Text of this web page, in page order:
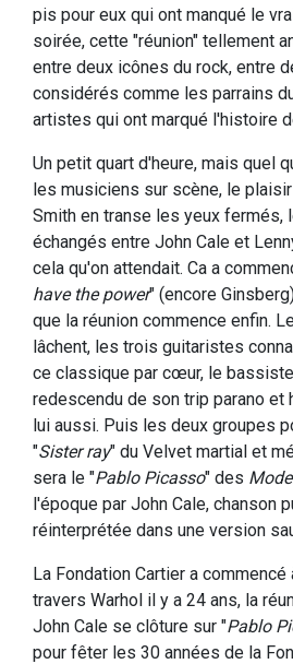
pis pour eux qui ont manqué le
soirée, cette "réunion" tellement
entre deux icônes du rock, entre
considérés comme les parrains
artistes qui ont marqué l'histoire
Un petit quart d'heure, mais quel
les musiciens sur scène, le
Smith en transe les yeux fermés,
échangés entre John Cale et
cela qu'on attendait. Ca a
have the power" (encore
que la réunion commence enfin.
lâchent, les trois guitaristes
ce classique par cœur, le
redescendu de son trip parano et
lui aussi. Puis les deux groupes
"Sister ray" du Velvet martial et
sera le "Pablo Picasso" des
l'époque par John Cale, chanson
réinterprétée dans une version
La Fondation Cartier a
travers Warhol il y a 24 ans, la
John Cale se clôture sur "Pablo
pour fêter les 30 années de la